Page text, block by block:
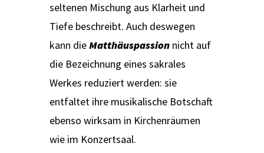
seltenen Mischung aus Klarheit und
Tiefe beschreibt. Auch deswegen
kann dieMatthäuspassion nicht auf
die Bezeichnung eines sakrales
Werkes reduziert werden: sie
entfaltet ihre musikalische Botschaft
ebenso wirksam in Kirchenräumen
wie im Konzertsaal.